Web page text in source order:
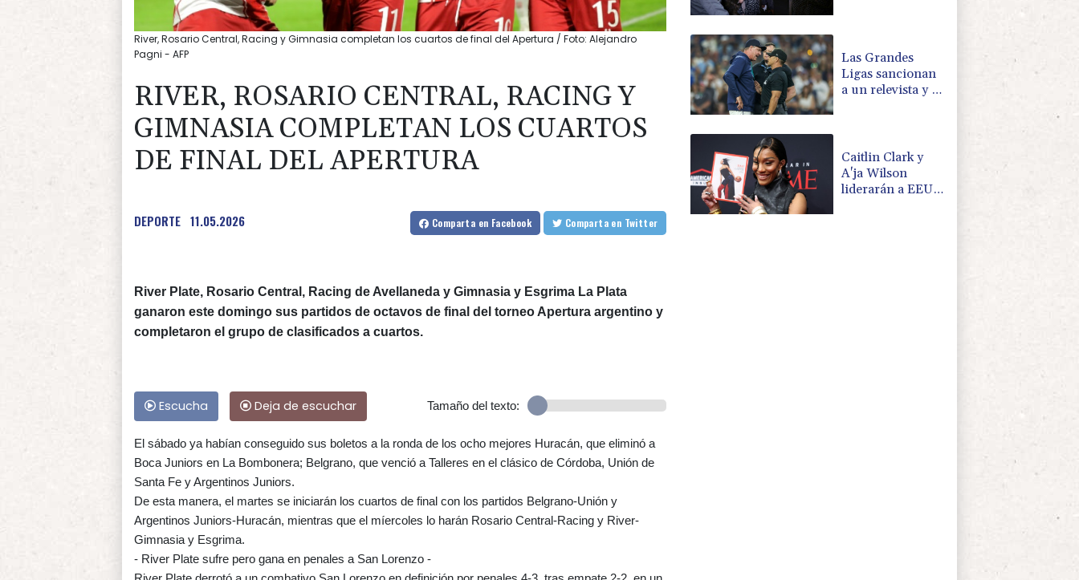
River, Rosario Central, Racing y Gimnasia completan los cuartos de final del Apertura / Foto: Alejandro
Pagni - AFP
RIVER, ROSARIO CENTRAL, RACING Y
GIMNASIA COMPLETAN LOS CUARTOS
DE FINAL DEL APERTURA
DEPORTE 11.05.2026 Comparta en Facebook Comparta en Twitter
River Plate, Rosario Central, Racing de Avellaneda y Gimnasia y Esgrima La Plata
ganaron este domingo sus partidos de octavos de final del torneo Apertura argentino y
completaron el grupo de clasificados a cuartos.
Escucha Deja de escuchar Tamaño del texto:
El sábado ya habían conseguido sus boletos a la ronda de los ocho mejores Huracán, que eliminó a
Boca Juniors en La Bombonera; Belgrano, que venció a Talleres en el clásico de Córdoba, Unión de
Santa Fe y Argentinos Juniors.
De esta manera, el martes se iniciarán los cuartos de final con los partidos Belgrano-Unión y
Argentinos Juniors-Huracán, mientras que el míercoles lo harán Rosario Central-Racing y River-
Gimnasia y Esgrima.
- River Plate sufre pero gana en penales a San Lorenzo -
Las Grandes
Ligas sancionan
a un relevista y al
Caitlin Clark y
A'ja Wilson
liderarán a EEUU